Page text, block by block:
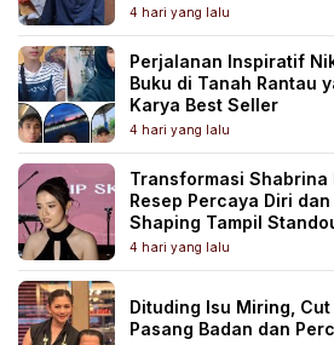
4 hari yang lalu
Perjalanan Inspiratif
Buku di Tanah Rantau
Karya Best Seller
4 hari yang lalu
Transformasi Shabrina
Resep Percaya Diri
Shaping Tampil
4 hari yang lalu
Dituding Isu Miring,
Pasang Badan dan